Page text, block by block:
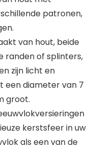
patronen,
van hout, beide
randen of splinters,
zijn licht en
een diameter van 7
groot.
kerstsfeer in uw
als een van de